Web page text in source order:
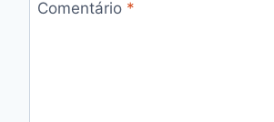
Comentário *